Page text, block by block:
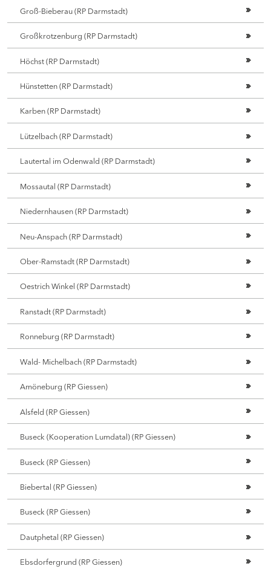
Groß-Bieberau (RP Darmstadt)
Großkrotzenburg (RP Darmstadt)
Höchst (RP Darmstadt)
Hünstetten (RP Darmstadt)
Karben (RP Darmstadt)
Lützelbach (RP Darmstadt)
Lautertal im Odenwald (RP Darmstadt)
Mossautal (RP Darmstadt)
Niedernhausen (RP Darmstadt)
Neu-Anspach (RP Darmstadt)
Ober-Ramstadt (RP Darmstadt)
Oestrich Winkel (RP Darmstadt)
Ranstadt (RP Darmstadt)
Ronneburg (RP Darmstadt)
Wald- Michelbach (RP Darmstadt)
Amöneburg (RP Giessen)
Alsfeld (RP Giessen)
Buseck (Kooperation Lumdatal) (RP Giessen)
Buseck (RP Giessen)
Biebertal (RP Giessen)
Buseck (RP Giessen)
Dautphetal (RP Giessen)
Ebsdorfergrund (RP Giessen)